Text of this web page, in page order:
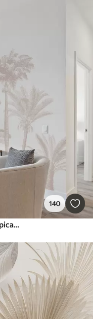
140
Papiers peints Oasis de palmiers tropicaux minime